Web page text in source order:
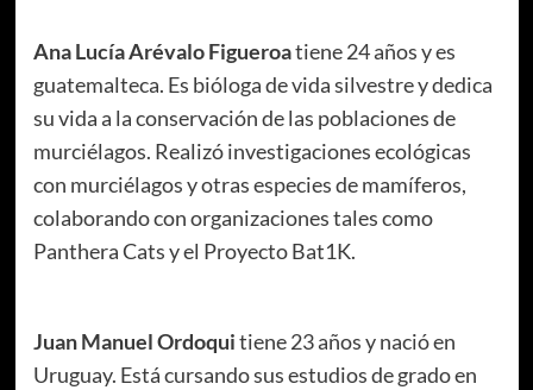
Ana Lucía Arévalo Figueroatiene 24 años y es
guatemalteca. Es bióloga de vida silvestre y dedica
su vida a la conservación de las poblaciones de
murciélagos. Realizó investigaciones ecológicas
con murciélagos y otras especies de mamíferos,
colaborando con organizaciones tales como
Panthera Cats y el Proyecto Bat1K.
Juan Manuel Ordoquitiene 23 años y nació en
Uruguay. Está cursando sus estudios de grado en